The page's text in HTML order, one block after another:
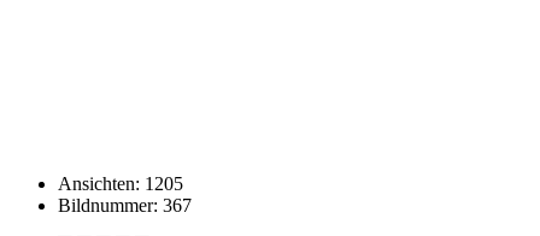
Ansichten: 1205
Bildnummer: 367